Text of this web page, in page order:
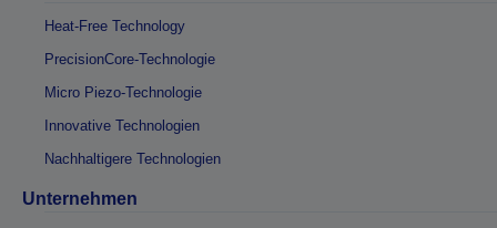
Heat-Free Technology
PrecisionCore-Technologie
Micro Piezo-Technologie
Innovative Technologien
Nachhaltigere Technologien
Unternehmen